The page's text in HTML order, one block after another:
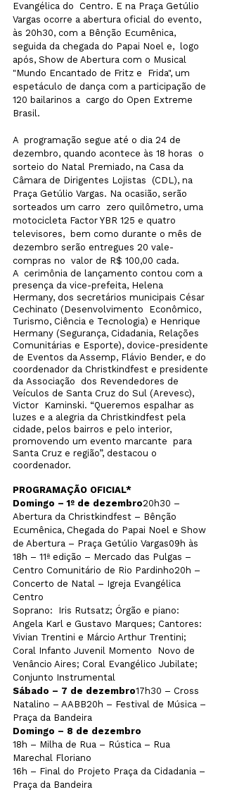
Evangélica do  Centro. E na Praça Getúlio
Vargas ocorre a abertura oficial do evento,
às 20h30, com a Bênção Ecumênica,
seguida da chegada do Papai Noel e,  logo
após, Show de Abertura com o Musical
"Mundo Encantado de Fritz e  Frida", um
espetáculo de dança com a participação de
120 bailarinos a  cargo do Open Extreme
Brasil.
A  programação segue até o dia 24 de
dezembro, quando acontece às 18 horas  o
sorteio do Natal Premiado, na Casa da
Câmara de Dirigentes Lojistas  (CDL), na
Praça Getúlio Vargas. Na ocasião, serão
sorteados um carro  zero quilômetro, uma
motocicleta Factor YBR 125 e quatro
televisores,  bem como durante o mês de
dezembro serão entregues 20 vale-
compras no  valor de R$ 100,00 cada.
A  cerimônia de lançamento contou com a
presença da vice-prefeita, Helena
Hermany, dos secretários municipais César
Cechinato (Desenvolvimento  Econômico,
Turismo, Ciência e Tecnologia) e Henrique
Hermany (Segurança, Cidadania, Relações
Comunitárias e Esporte), dovice-presidente
de Eventos da Assemp, Flávio Bender, e do
coordenador da Christkindfest e presidente
da Associação  dos Revendedores de
Veículos de Santa Cruz do Sul (Arevesc),
Victor  Kaminski. “Queremos espalhar as
luzes e a alegria da Christkindfest pela
cidade, pelos bairros e pelo interior,
promovendo um evento marcante  para
Santa Cruz e região”, destacou o
coordenador.
PROGRAMAÇÃO OFICIAL*
Domingo – 1º de dezembro20h30 –
Abertura da Christkindfest – Bênção
Ecumênica, Chegada do Papai Noel e Show
de Abertura – Praça Getúlio Vargas09h às
18h – 11ª edição – Mercado das Pulgas –
Centro Comunitário de Rio Pardinho20h –
Concerto de Natal – Igreja Evangélica
Centro
Soprano:  Iris Rutsatz; Órgão e piano:
Angela Karl e Gustavo Marques; Cantores:
Vivian Trentini e Márcio Arthur Trentini;
Coral Infanto Juvenil Momento  Novo de
Venâncio Aires; Coral Evangélico Jubilate;
Conjunto Instrumental
Sábado – 7 de dezembro17h30 – Cross
Natalino – AABB20h – Festival de Música –
Praça da Bandeira
Domingo – 8 de dezembro
18h – Milha de Rua – Rústica – Rua
Marechal Floriano
16h – Final do Projeto Praça da Cidadania –
Praça da Bandeira